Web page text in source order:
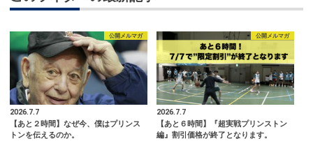
公開メルマガ
2026.7.7
【あと２時間】なぜ今、僕はプリンス
トンを伝えるのか。
公開メルマガ
2026.7.7
【あと６時間】『超実戦プリンストン
編』割引価格が終了となります。